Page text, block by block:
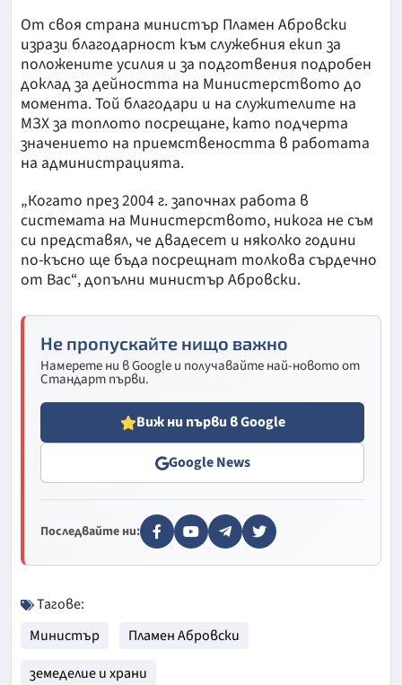
От своя страна министър Пламен Абровски
изрази благодарност към служебния екип за
положените усилия и за подготвения подробен
доклад за дейността на Министерството до
момента. Той благодари и на служителите на
МЗХ за топлото посрещане, като подчерта
значението на приемствеността в работата
на администрацията.
„Когато през 2004 г. започнах работа в
системата на Министерството, никога не съм
си представял, че двадесет и няколко години
по-късно ще бъда посрещнат толкова сърдечно
от Вас“, допълни министър Абровски.
Не пропускайте нищо важно
Намерете ни в Google и получавайте най-новото от
Стандарт първи.
Виж ни първи в Google
Google News
Последвайте ни:
Тагове:
Министър
Пламен Абровски
земеделие и храни